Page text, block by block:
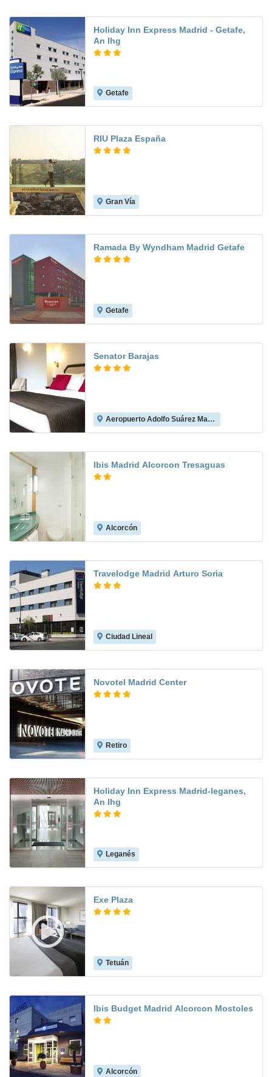
Holiday Inn Express Madrid - Getafe,
An Ihg
Getafe
RIU Plaza España
Gran Vía
Ramada By Wyndham Madrid Getafe
Getafe
Senator Barajas
Aeropuerto Adolfo Suárez Madrid-Barajas
Ibis Madrid Alcorcon Tresaguas
Alcorcón
Travelodge Madrid Arturo Soria
Ciudad Lineal
Novotel Madrid Center
Retiro
Holiday Inn Express Madrid-leganes,
An Ihg
Leganés
Exe Plaza
Tetuán
Ibis Budget Madrid Alcorcon Mostoles
Alcorcón